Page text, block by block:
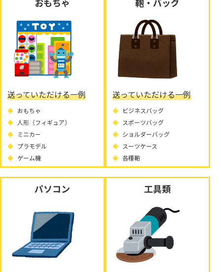
送っていただける一例
おもちゃ
人形（フィギュア）
ミニカー
プラモデル
ゲーム機
送っていただける一例
ビジネスバッグ
スポーツバッグ
ショルダーバッグ
スーツケース
各種鞄
パソコン 工具類